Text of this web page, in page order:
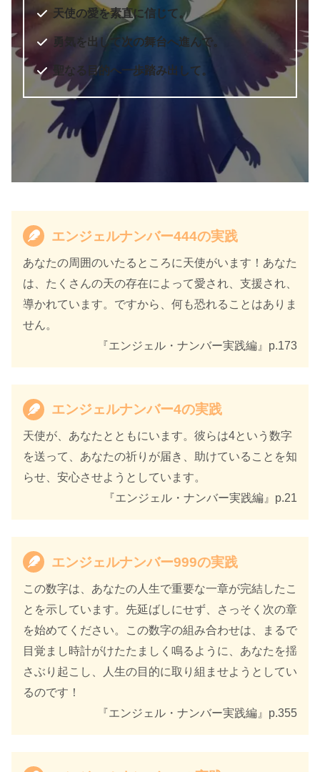
天使の愛を素直に信じて。
勇気を出して次の舞台へ進んで。
聖なる目的へ一歩踏み出して。
エンジェルナンバー444の実践
あなたの周囲のいたるところに天使がいます！あなた
は、たくさんの天の存在によって愛され、支援され、
導かれています。ですから、何も恐れることはありま
せん。
『エンジェル・ナンバー実践編』p.173
エンジェルナンバー4の実践
天使が、あなたとともにいます。彼らは4という数字
を送って、あなたの祈りが届き、助けていることを知
らせ、安心させようとしています。
『エンジェル・ナンバー実践編』p.21
エンジェルナンバー999の実践
この数字は、あなたの人生で重要な一章が完結したこ
とを示しています。先延ばしにせず、さっそく次の章
を始めてください。この数字の組み合わせは、まるで
目覚まし時計がけたたましく鳴るように、あなたを揺
さぶり起こし、人生の目的に取り組ませようとしてい
るのです！
『エンジェル・ナンバー実践編』p.355